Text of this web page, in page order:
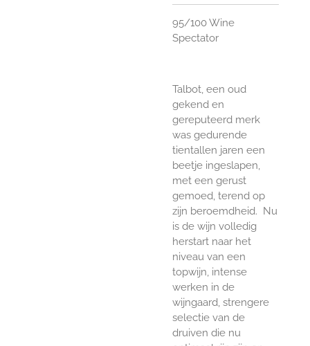
95/100 Wine
Spectator
Talbot, een oud
gekend en
gereputeerd merk
was gedurende
tientallen jaren een
beetje ingeslapen,
met een gerust
gemoed, terend op
zijn beroemdheid. Nu
is de wijn volledig
herstart naar het
niveau van een
topwijn, intense
werken in de
wijngaard, strengere
selectie van de
druiven die nu